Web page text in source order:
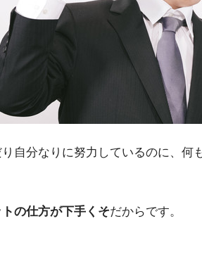
自分なりに努力しているのに、何
の仕方が下手くそだからです。